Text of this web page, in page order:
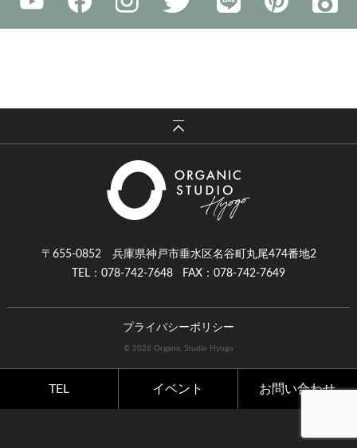
〒655-0852 兵庫県神戸市垂水区名谷町丸尾474番地2
TEL：078-742-7648
FAX：078-742-7649
プライバシーポリシー
© 2026 Organic Studio Hyogo
TEL イベント お問い合わせ